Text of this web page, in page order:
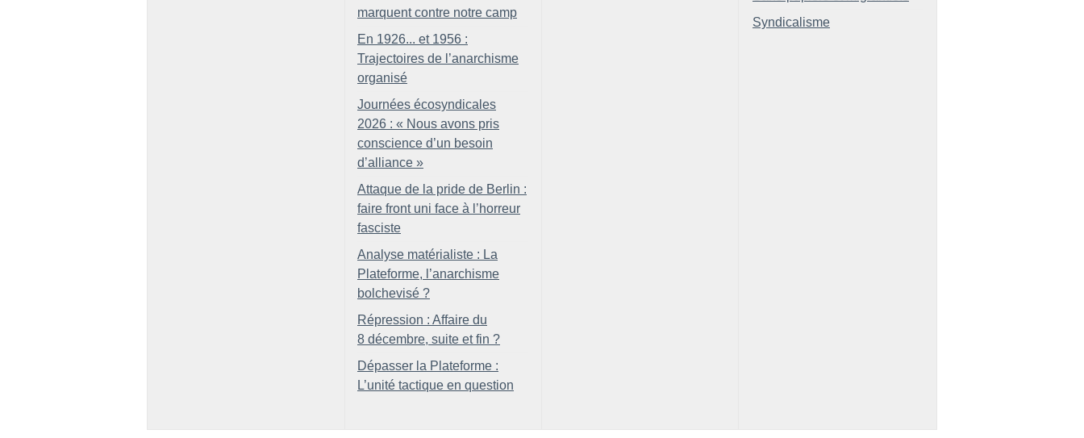
marquent contre notre camp
En 1926... et 1956 :
Trajectoires de l’anarchisme
organisé
Journées écosyndicales
2026 : « Nous avons pris
conscience d’un besoin
d’alliance »
Attaque de la pride de Berlin :
faire front uni face à l’horreur
fasciste
Analyse matérialiste : La
Plateforme, l’anarchisme
bolchevisé ?
Répression : Affaire du
8 décembre, suite et fin ?
Dépasser la Plateforme :
L’unité tactique en question
Syndicalisme